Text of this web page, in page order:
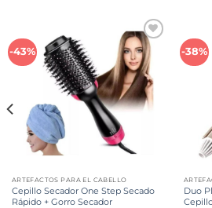
-43%
Añadir
a la
lista de
deseos
ARTEFACTOS PARA EL CABELLO
Cepillo Secador One Step Secado
Rápido + Gorro Secador
-38%
Duo